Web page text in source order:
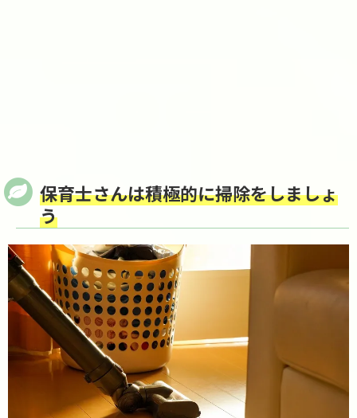
保育士さんは積極的に掃除をしましょ
う